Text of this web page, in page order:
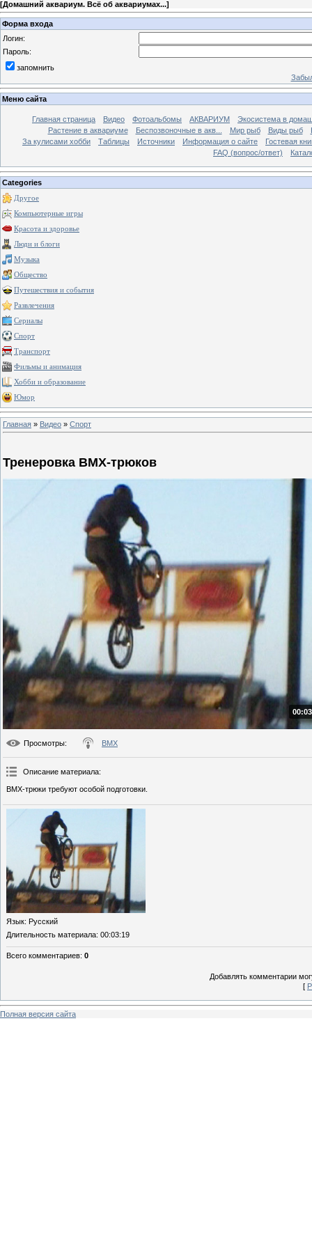
[Домашний аквариум. Всё об аквариумах...]
Форма входа
Логин:
Пароль:
запомнить
Меню сайта
Главная страница Видео Фотоальбомы АКВАРИУМ
Экосистема в
Растение в аквариуме
Беспозвоночные в акв... Мир рыб Виды рыб
За кулисами хобби
Таблицы Источники Информация о сайте
Гостевая
FAQ (вопрос/ответ)
Categories
Другое
Компьютерные игры
Красота и здоровье
Люди и блоги
Музыка
Общество
Путешествия и события
Развлечения
Сериалы
Спорт
Транспорт
Фильмы и анимация
Хобби и образование
Юмор
Главная » Видео » Спорт
Тренеровка BMX-трюков
Просмотры: BMX
Описание материала:
BMX-трюки требуют особой подготовки.
Язык: Русский
Длительность материала: 00:03:19
Всего комментариев: 0
Добавлять комментарии
[
Полная версия сайта